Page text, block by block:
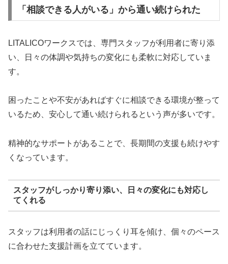
「相談できる人がいる」から通い続けられた
LITALICOワークスでは、専門スタッフが利用者に寄り添
い、日々の体調や気持ちの変化にも柔軟に対応していま
す。
困ったことや不安があればすぐに相談できる環境が整って
いるため、安心して通い続けられるという声が多いです。
精神的なサポートがあることで、長期間の支援も続けやす
くなっています。
スタッフがしっかり寄り添い、日々の変化にも対応し
てくれる
スタッフは利用者の話にじっくり耳を傾け、個々のペース
に合わせた支援計画を立てています。